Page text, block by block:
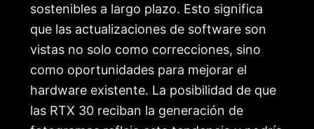
sostenibles a largo plazo. Esto significa
que las actualizaciones de software son
vistas no solo como correcciones, sino
como oportunidades para mejorar el
hardware existente. La posibilidad de que
las RTX 30 reciban la generación de